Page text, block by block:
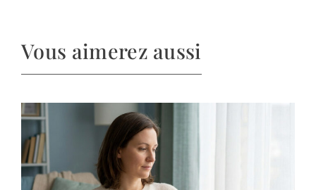
Vous aimerez aussi